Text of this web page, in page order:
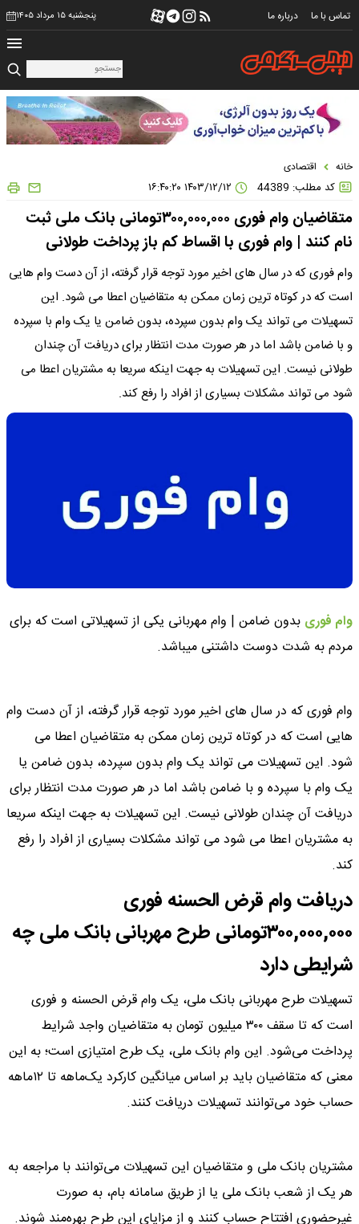
تماس با ما درباره ما پنجشنبه ۱۵ مرداد ۱۴۰۵
خانه اقتصادی
کد مطلب: 44389
متقاضیان وام فوری ۳۰۰,۰۰۰,۰۰۰تومانی بانک ملی ثبت
نام کنند | وام فوری با اقساط کم باز پرداخت طولانی
وام فوری که در سال های اخیر مورد توجه قرار گرفته، از آن دست وام هایی
است که در کوتاه ترین زمان ممکن به متقاضیان اعطا می شود. این
تسهیلات می تواند یک وام بدون سپرده، بدون ضامن یا یک وام با سپرده
و با ضامن باشد اما در هر صورت مدت انتظار برای دریافت آن چندان
طولانی نیست. این تسهیلات به جهت اینکه سریعا به مشتریان اعطا می
شود می تواند مشکلات بسیاری از افراد را رفع کند.
وام فوری بدون ضامن | وام مهربانی یکی از تسهیلاتی است که برای
مردم به شدت دوست داشتنی میباشد.
وام فوری که در سال های اخیر مورد توجه قرار گرفته، از آن دست وام
هایی است که در کوتاه ترین زمان ممکن به متقاضیان اعطا می
شود. این تسهیلات می تواند یک وام بدون سپرده، بدون ضامن یا
یک وام با سپرده و با ضامن باشد اما در هر صورت مدت انتظار برای
دریافت آن چندان طولانی نیست. این تسهیلات به جهت اینکه سریعا
به مشتریان اعطا می شود می تواند مشکلات بسیاری از افراد را رفع
کند.
دریافت وام قرض الحسنه فوری
۳۰۰,۰۰۰,۰۰۰تومانی طرح مهربانی بانک ملی چه
شرایطی دارد
تسهیلات طرح مهربانی بانک ملی، یک وام قرض الحسنه و فوری
است که تا سقف ۳۰۰ میلیون تومان به متقاضیان واجد شرایط
پرداخت می‌شود. این وام بانک ملی، یک طرح امتیازی است؛ به این
معنی که متقاضیان باید بر اساس میانگین کارکرد یک‌ماهه تا ۱۲ماهه
حساب خود می‌توانند تسهیلات دریافت کنند.
مشتریان بانک ملی و متقاضیان این تسهیلات می‌توانند با مراجعه به
هر یک از شعب بانک ملی یا از طریق سامانه بام، به‌ صورت
غیرحضوری افتتاح حساب کنند و از مزایای این طرح بهره‌مند شوند.